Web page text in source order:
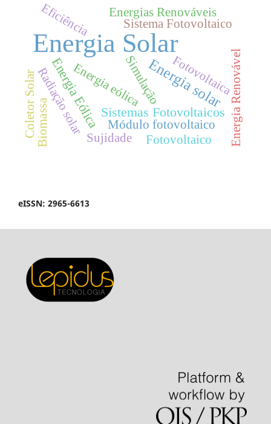
Energia Solar
Energia solar
Sistemas Fotovoltaicos
Energia Eólica
Sistema Fotovoltaico
Energias Renováveis
Radiação solar Simulação
Energia eólica Fotovoltaica
Módulo fotovoltaico Energia Renovável
Eficiência
Sujidade Fotovoltaico
Biomassa
Coletor Solar
eISSN: 2965-6613